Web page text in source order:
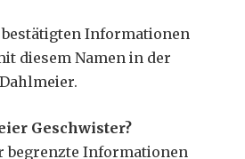
bestätigten Informationen
diesem Namen in der
Geschwister?
begrenzte Informationen